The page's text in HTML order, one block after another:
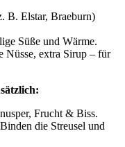
B. Elstar, Braeburn)
Süße und Wärme.
Nüsse, extra Sirup – für
Frucht & Biss.
Binden die Streusel und